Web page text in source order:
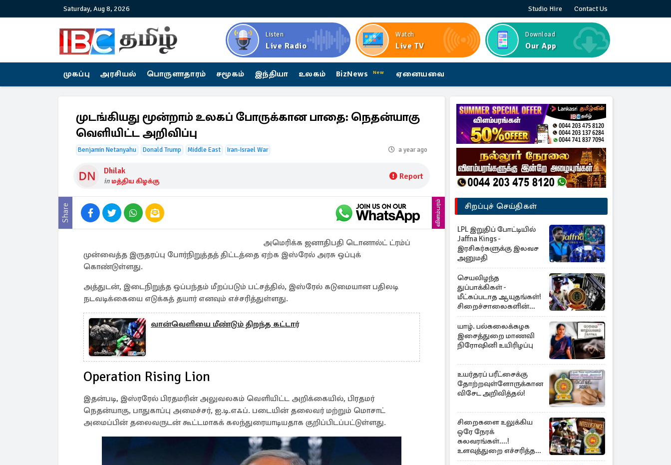
Saturday, Aug 8, 2026 Studio Hire Contact Us
Listen
Live Radio
Watch
Live TV
Download
Our App
முகப்பு அரசியல் பொருளாதாரம் சமூகம் இந்தியா உலகம் BizNews New ஏனையவை
முடங்கியது மூன்றாம் உலகப் போருக்கான பாதை: நெதன்யாகு
வெளியிட்ட அறிவிப்பு
Benjamin Netanyahu Donald Trump Middle East Iran-Israel War a year ago
Dhilak
in மத்திய கிழக்கு Report
Share விளம்பரம்
அமெரிக்க ஜனாதிபதி டொனால்ட் ட்ரம்ப்
முன்வைத்த இருதரப்பு போர்நிறுத்தத் திட்டத்தை ஏற்க இஸ்ரேல் அரசு ஒப்புக்
கொண்டுள்ளது.
அத்துடன், இடைநிறுத்த ஒப்பந்தம் மீறப்படும் பட்சத்தில், இஸ்ரேல் கடுமையான பதிலடி
நடவடிக்கையை எடுக்கத் தயார் எனவும் எச்சரித்துள்ளது.
வான்வெளியை மீண்டும் திறந்த கட்டார்
Operation Rising Lion
இதன்படி, இஸ்ரரேல் பிரதமரின் அலுவலகம் வெளியிட்ட அறிக்கையில், பிரதமர்
நெதன்யாகு, பாதுகாப்பு அமைச்சர், ஐ.டி.எஃப். படையின் தலைவர் மற்றும் மொசாட்
அமைப்பின் தலைவருடன் கூட்டமாகக் கலந்துரையாடியதாக குறிப்பிடப்பட்டுள்ளது.
சிறப்புச் செய்திகள்
LPL இறுதிப் போட்டியில்
Jaffna Kings -
இரசிகர்களுக்கு இலவச
அனுமதி
செயலிழந்த
துப்பாக்கிகள் -
மீட்கப்படாத ஆயுதங்கள்!
சிறைச்சாலைகளின்
பாதுகாப்பில் பாரிய
அச்சுறுத்தல்
யாழ். பல்கலைக்கழக
இசைத்துறை மாணவி
நிரோஷினி உயிரிழப்பு
உயர்தரப் பரீட்சைக்கு
தோற்றவுள்ளோருக்கான
விசேட அறிவித்தல்!
சிறைகளை உலுக்கிய
ஒரே நேரக்
கலவரங்கள்....!
உளவுத்துறை எச்சரித்த
பாரிய சதி அம்பலம்